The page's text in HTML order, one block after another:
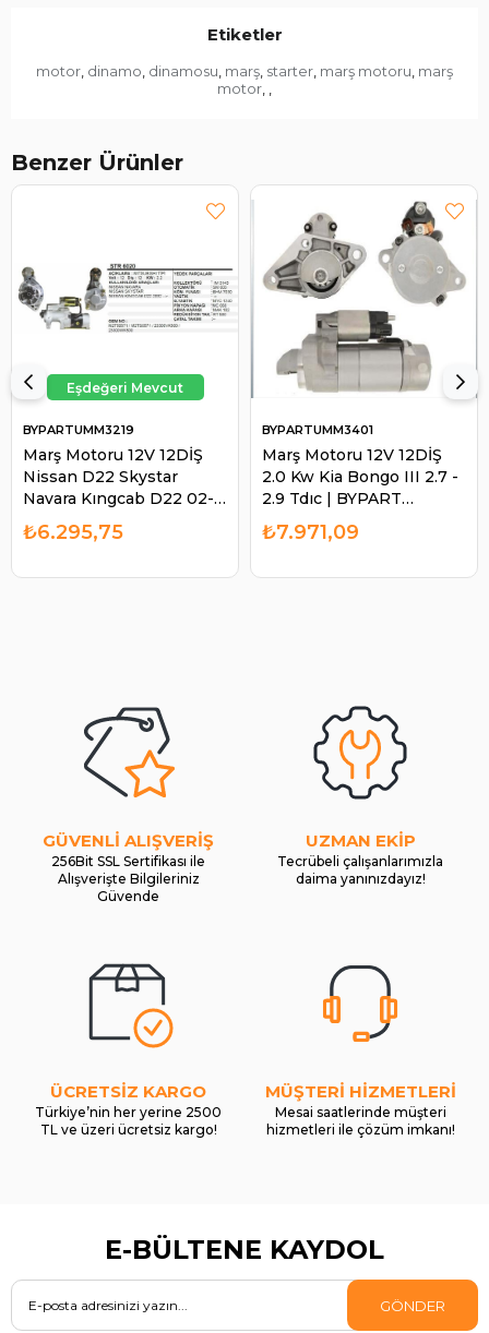
Etiketler
motor, dinamo, dinamosu, marş, starter, marş motoru, marş
motor, ,
Benzer Ürünler
Marş Motoru 12V 12DİŞ
Nissan D22 Skystar
Navara Kıngcab D22 02-
UMM3219 | BYPART
UMM3219
BYPARTUMM3219
₺6.295,75
Marş Motoru 12V 12DİŞ
2.0 Kw Kia Bongo III 2.7 -
2.9 Tdıc | BYPART
UMM3401
BYPARTUMM3401
₺7.971,09
GÜVENLİ ALIŞVERİŞ
256Bit SSL Sertifikası ile
Alışverişte Bilgileriniz
Güvende
UZMAN EKİP
Tecrübeli çalışanlarımızla
daima yanınızdayız!
ÜCRETSİZ KARGO
Türkiye’nin her yerine 2500
TL ve üzeri ücretsiz kargo!
MÜŞTERİ HİZMETLERİ
Mesai saatlerinde müşteri
hizmetleri ile çözüm imkanı!
E-BÜLTENE KAYDOL
GÖNDER